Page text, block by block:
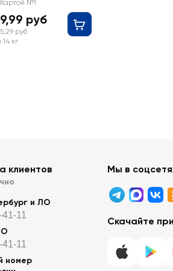
№1
руб
руб
14 кг
клиентов
и ЛО
11
11
номер
Мы в
Скачайте